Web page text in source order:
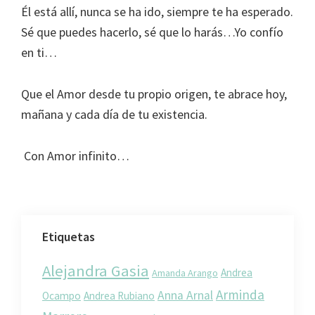
Él está allí, nunca se ha ido, siempre te ha esperado.
Sé que puedes hacerlo, sé que lo harás…Yo confío
en ti…
Que el Amor desde tu propio origen, te abrace hoy,
mañana y cada día de tu existencia.
Con Amor infinito…
Etiquetas
Alejandra Gasia Amanda Arango Andrea
Ocampo Andrea Rubiano Anna ArnalArminda